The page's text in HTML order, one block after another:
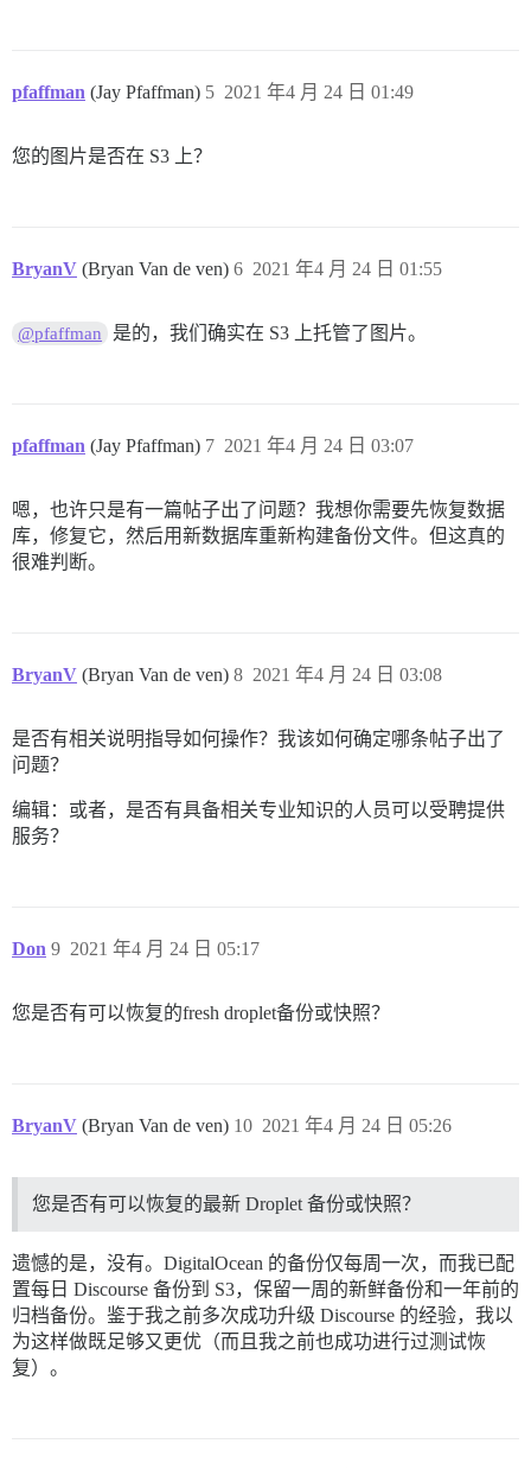
pfaffman (Jay Pfaffman) 2021 年4 月 24 日 01:49
5
您的图片是否在 S3 上？
BryanV (Bryan Van de ven) 2021 年4 月 24 日 01:55
6
@pfaffman 是的，我们确实在 S3 上托管了图片。
pfaffman (Jay Pfaffman) 2021 年4 月 24 日 03:07
7
嗯，也许只是有一篇帖子出了问题？我想你需要先恢复数据
库，修复它，然后用新数据库重新构建备份文件。但这真的
很难判断。
BryanV (Bryan Van de ven) 2021 年4 月 24 日 03:08
8
是否有相关说明指导如何操作？我该如何确定哪条帖子出了
问题？
编辑：或者，是否有具备相关专业知识的人员可以受聘提供
服务？
Don 2021 年4 月 24 日 05:17
9
您是否有可以恢复的fresh droplet备份或快照？
BryanV (Bryan Van de ven) 2021 年4 月 24 日 05:26
10
您是否有可以恢复的最新 Droplet 备份或快照？
遗憾的是，没有。DigitalOcean 的备份仅每周一次，而我已配
置每日 Discourse 备份到 S3，保留一周的新鲜备份和一年前的
归档备份。鉴于我之前多次成功升级 Discourse 的经验，我以
为这样做既足够又更优（而且我之前也成功进行过测试恢
复）。